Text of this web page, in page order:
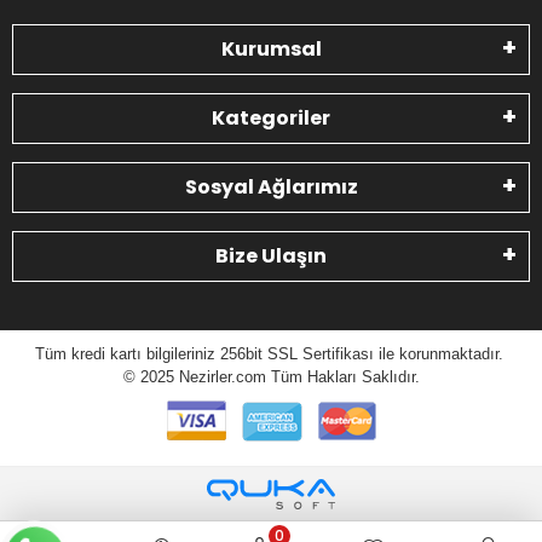
Kurumsal
Kategoriler
Sosyal Ağlarımız
Bize Ulaşın
Tüm kredi kartı bilgileriniz 256bit SSL Sertifikası ile korunmaktadır.
© 2025 Nezirler.com Tüm Hakları Saklıdır.
0